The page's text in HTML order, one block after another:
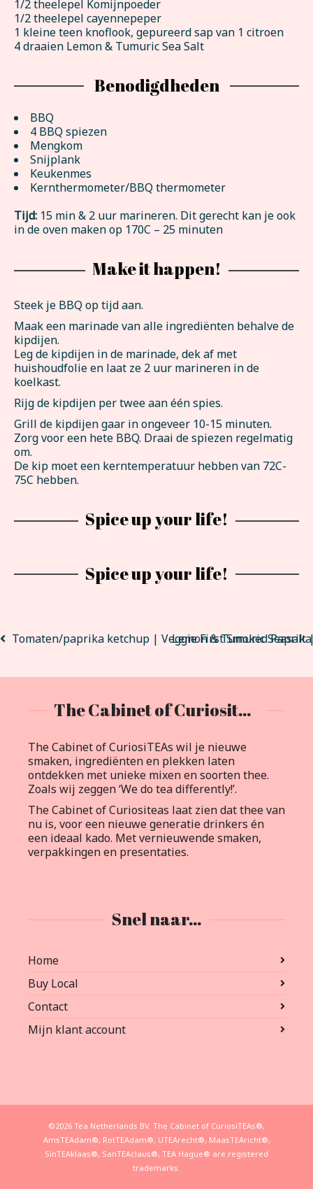
1/2 theelepel Komijnpoeder
1/2 theelepel cayennepeper
1 kleine teen knoflook, gepureerd sap van 1 citroen
4 draaien Lemon & Tumuric Sea Salt
Benodigdheden
BBQ
4 BBQ spiezen
Mengkom
Snijplank
Keukenmes
Kernthermometer/BBQ thermometer
Tijd: 15 min & 2 uur marineren. Dit gerecht kan je ook
in de oven maken op 170C – 25 minuten
Make it happen!
Steek je BBQ op tijd aan.
Maak een marinade van alle ingrediënten behalve de
kipdijen.
Leg de kipdijen in de marinade, dek af met
huishoudfolie en laat ze 2 uur marineren in de
koelkast.
Rijg de kipdijen per twee aan één spies.
Grill de kipdijen gaar in ongeveer 10-15 minuten.
Zorg voor een hete BBQ. Draai de spiezen regelmatig
om.
De kip moet een kerntemperatuur hebben van 72C-
75C hebben.
Spice up your life!
Spice up your life!
Tomaten/paprika ketchup | Veggie First Smoked Paprika
Lemon & Tumuric
The Cabinet of Curiositeas
The Cabinet of CuriosiTEAs wil je nieuwe
smaken, ingrediënten en plekken laten
ontdekken met unieke mixen en soorten thee.
Zoals wij zeggen ‘We do tea differently!’.
The Cabinet of Curiositeas laat zien dat thee van
nu is, voor een nieuwe generatie drinkers én
een ideaal kado. Met vernieuwende smaken,
verpakkingen en presentaties.
Snel naar…
Home
Buy Local
Contact
Mijn klant account
©2026 Tea Netherlands BV. The Cabinet of CuriosiTEAs®,
AmsTEAdam®, RotTEAdam®, UTEArecht®, MaasTEAricht®,
SinTEAklaas®, SanTEAclaus®, TEA Hague® are registered
trademarks.